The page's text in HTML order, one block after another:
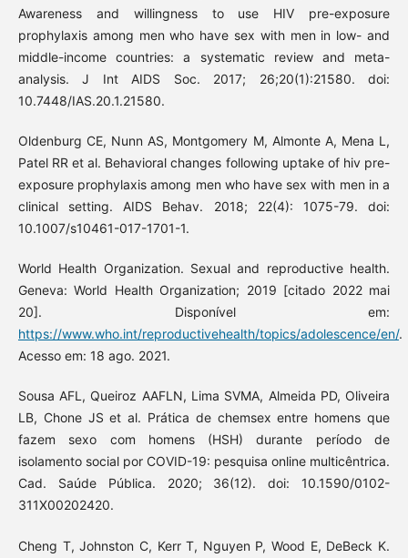
Awareness and willingness to use HIV pre-exposure
prophylaxis among men who have sex with men in low- and
middle-income countries: a systematic review and meta-
analysis. J Int AIDS Soc. 2017; 26;20(1):21580. doi:
10.7448/IAS.20.1.21580.
Oldenburg CE, Nunn AS, Montgomery M, Almonte A, Mena L,
Patel RR et al. Behavioral changes following uptake of hiv pre-
exposure prophylaxis among men who have sex with men in a
clinical setting. AIDS Behav. 2018; 22(4): 1075-79. doi:
10.1007/s10461-017-1701-1.
World Health Organization. Sexual and reproductive health.
Geneva: World Health Organization; 2019 [citado 2022 mai
20]. Disponível em:
https://www.who.int/reproductivehealth/topics/adolescence/en/.
Acesso em: 18 ago. 2021.
Sousa AFL, Queiroz AAFLN, Lima SVMA, Almeida PD, Oliveira
LB, Chone JS et al. Prática de chemsex entre homens que
fazem sexo com homens (HSH) durante período de
isolamento social por COVID-19: pesquisa online multicêntrica.
Cad. Saúde Pública. 2020; 36(12). doi: 10.1590/0102-
311X00202420.
Cheng T, Johnston C, Kerr T, Nguyen P, Wood E, DeBeck K.